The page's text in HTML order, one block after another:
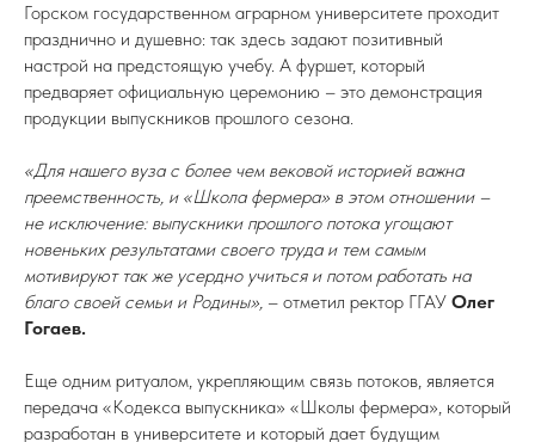
Горском государственном аграрном университете проходит
празднично и душевно: так здесь задают позитивный
настрой на предстоящую учебу. А фуршет, который
предваряет официальную церемонию – это демонстрация
продукции выпускников прошлого сезона.
«Для нашего вуза с более чем вековой историей важна
преемственность, и «Школа фермера» в этом отношении –
не исключение: выпускники прошлого потока угощают
новеньких результатами своего труда и тем самым
мотивируют так же усердно учиться и потом работать на
благо своей семьи и Родины», – отметил ректор ГГАУ Олег
Гогаев.
Еще одним ритуалом, укрепляющим связь потоков, является
передача «Кодекса выпускника» «Школы фермера», который
разработан в университете и который дает будущим